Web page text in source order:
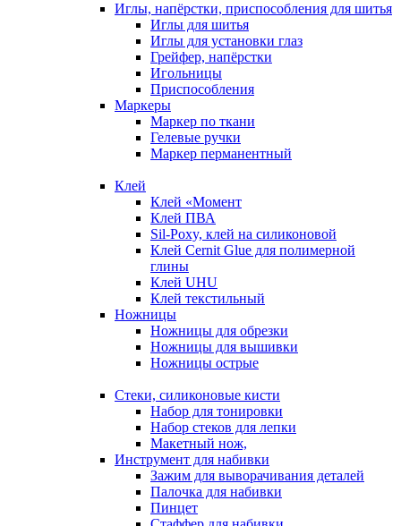
Иглы, напёрстки, приспособления для шитья
Иглы для шитья
Иглы для установки глаз
Грейфер, напёрстки
Игольницы
Приспособления
Маркеры
Маркер по ткани
Гелевые ручки
Маркер перманентный
Клей
Клей «Момент
Клей ПВА
Sil-Poxy, клей на силиконовой
Клей Cernit Glue для полимерной
глины
Клей UHU
Клей текстильный
Ножницы
Ножницы для обрезки
Ножницы для вышивки
Ножницы острые
Стеки, силиконовые кисти
Набор для тонировки
Набор стеков для лепки
Макетный нож,
Инструмент для набивки
Зажим для выворачивания деталей
Палочка для набивки
Пинцет